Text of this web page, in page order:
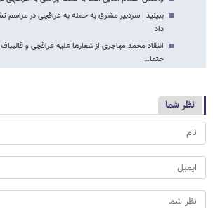
ببینید | سردبیر مشرق به حمله به عراقچی در مراسم
داد
انتقاد محمد مهاجری از شعارها علیه عراقچی و
حتما…
نظر شما